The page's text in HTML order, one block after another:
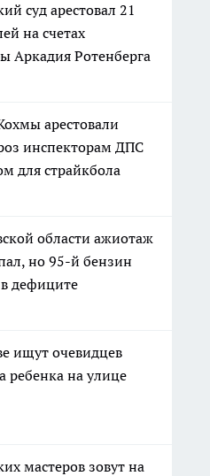
суд арестовал 21
на счетах
Аркадия Ротенберга
арестовали
инспекторам ДПС
для страйкбола
области ажиотаж
но 95-й бензин
в дефиците
ищут очевидцев
ребенка на улице
мастеров зовут на